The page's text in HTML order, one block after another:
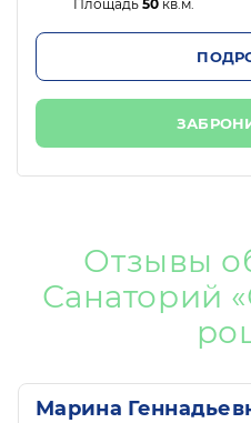
Площадь50 кв.м.
Отзывы
Санаторий
Марина